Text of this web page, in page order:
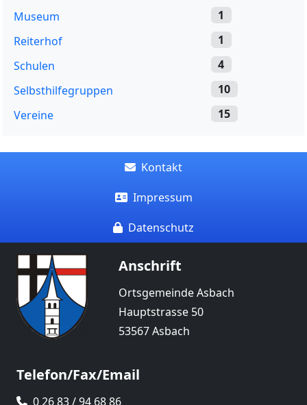
Museum
1
Reiterhof
1
Schulen
4
Selbsthilfegruppen
10
Vereine
15
Kontakt
Impressum
Datenschutz
Anschrift
Ortsgemeinde Asbach
Hauptstrasse 50
53567 Asbach
Telefon/Fax/Email
0 26 83 / 94 68 86